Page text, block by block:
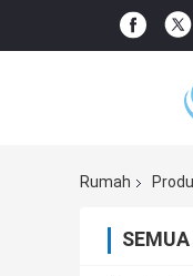
Rumah
SEMUA